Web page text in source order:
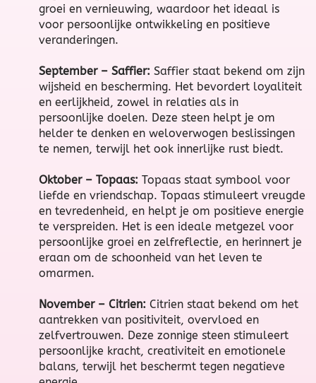
groei en vernieuwing, waardoor het ideaal is
voor persoonlijke ontwikkeling en positieve
veranderingen.
September – Saffier: Saffier staat bekend om zijn
wijsheid en bescherming. Het bevordert loyaliteit
en eerlijkheid, zowel in relaties als in
persoonlijke doelen. Deze steen helpt je om
helder te denken en weloverwogen beslissingen
te nemen, terwijl het ook innerlijke rust biedt.
Oktober – Topaas: Topaas staat symbool voor
liefde en vriendschap. Topaas stimuleert vreugde
en tevredenheid, en helpt je om positieve energie
te verspreiden. Het is een ideale metgezel voor
persoonlijke groei en zelfreflectie, en herinnert je
eraan om de schoonheid van het leven te
omarmen.
November – Citrien: Citrien staat bekend om het
aantrekken van positiviteit, overvloed en
zelfvertrouwen. Deze zonnige steen stimuleert
persoonlijke kracht, creativiteit en emotionele
balans, terwijl het beschermt tegen negatieve